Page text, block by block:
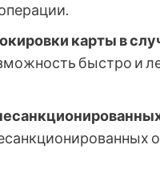
карты в
быстро и